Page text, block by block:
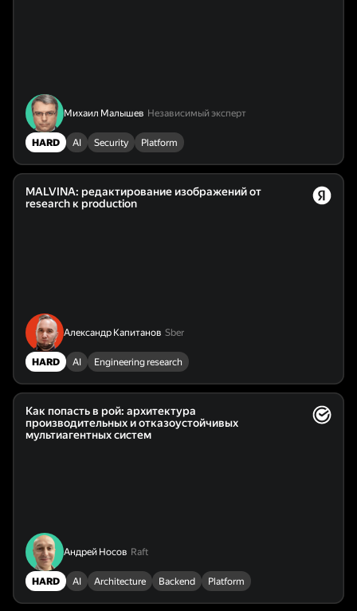
Михаил Малышев Независимый эксперт
HARD AI Security Platform
MALVINA: редактирование изображений от
research к production
Александр Капитанов Sber
HARD AI Engineering research
Как попасть в рой: архитектура
производительных и отказоустойчивых
мультиагентных систем
Андрей Носов Raft
HARD AI Architecture Backend Platform